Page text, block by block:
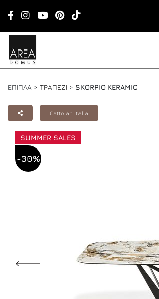
ΕΠΙΠΛΑ > ΤΡΑΠΕΖΙ > SKORPIO KERAMIC
Cattelan Italia
SUMMER SALES
-30%